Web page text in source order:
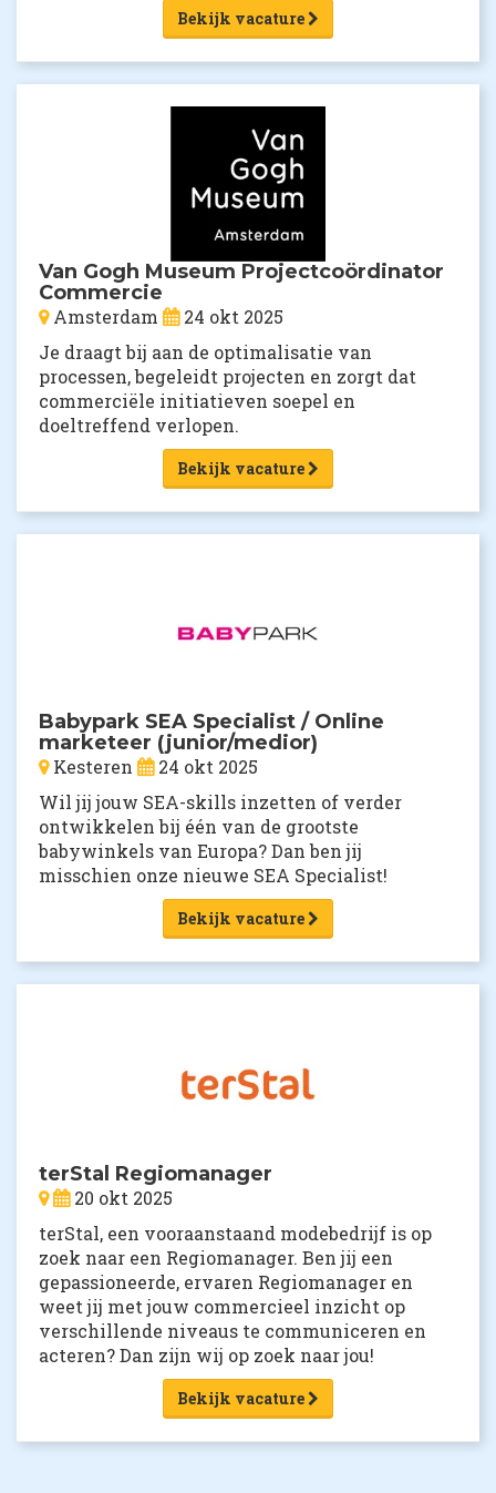
Bekijk vacature
Van Gogh Museum Projectcoördinator
Commercie
Amsterdam
24 okt 2025
Je draagt bij aan de optimalisatie van
processen, begeleidt projecten en zorgt dat
commerciële initiatieven soepel en
doeltreffend verlopen.
Bekijk vacature
Babypark SEA Specialist / Online
marketeer (junior/medior)
Kesteren
24 okt 2025
​​​​​​​Wil jij jouw SEA-skills inzetten of verder
ontwikkelen bij één van de grootste
babywinkels van Europa? Dan ben jij
misschien onze nieuwe SEA Specialist!
Bekijk vacature
terStal Regiomanager
20 okt 2025
terStal, een vooraanstaand modebedrijf is op
zoek naar een Regiomanager. Ben jij een
gepassioneerde, ervaren Regiomanager en
weet jij met jouw commercieel inzicht op
verschillende niveaus te communiceren en
acteren? Dan zijn wij op zoek naar jou!
Bekijk vacature